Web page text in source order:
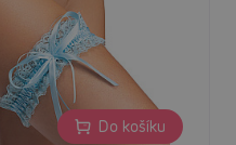
Do košíku